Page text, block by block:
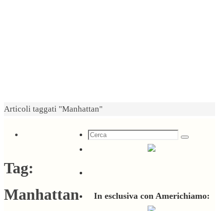
Home
Articoli taggati "Manhattan"
Tag:
Manhattan
Cerca
Cerca
In esclusiva con Americhiamo: